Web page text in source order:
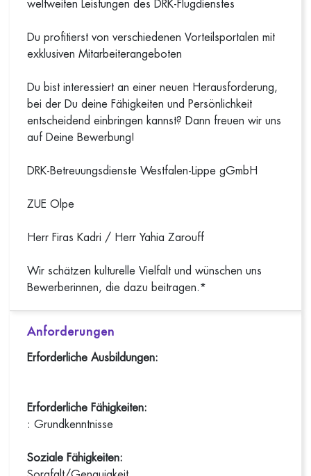
weltweiten Leistungen des DRK-Flugdienstes
Du profitierst von verschiedenen Vorteilsportalen mit
exklusiven Mitarbeiterangeboten
Du bist interessiert an einer neuen Herausforderung,
bei der Du deine Fähigkeiten und Persönlichkeit
entscheidend einbringen kannst? Dann freuen wir uns
auf Deine Bewerbung!
DRK-Betreuungsdienste Westfalen-Lippe gGmbH
ZUE Olpe
Herr Firas Kadri / Herr Yahia Zarouff
Wir schätzen kulturelle Vielfalt und wünschen uns
Bewerberinnen, die dazu beitragen.*
Anforderungen
Erforderliche Ausbildungen:
Erforderliche Fähigkeiten:
: Grundkenntnisse
Soziale Fähigkeiten: